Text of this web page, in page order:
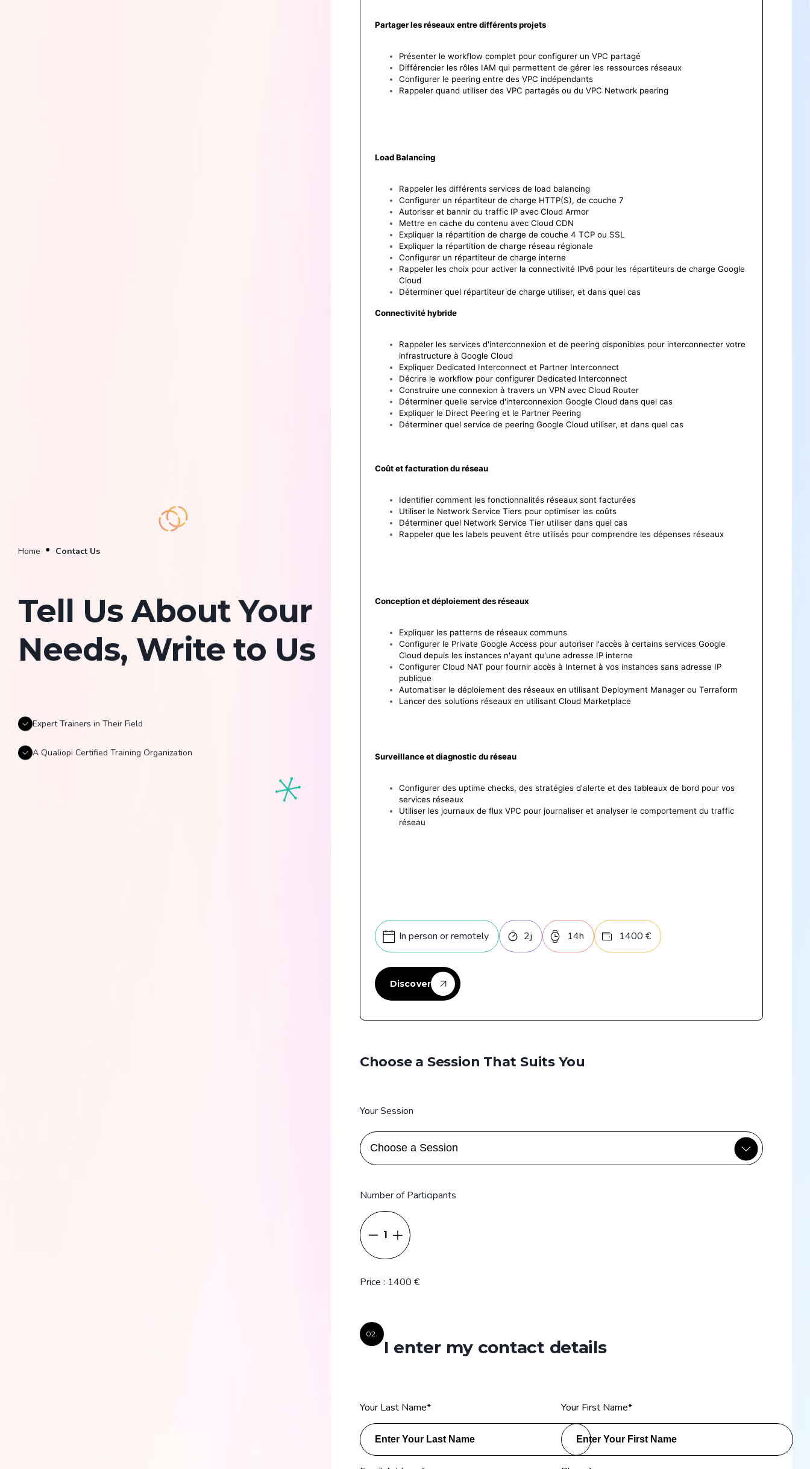
Home Contact Us
Tell Us About Your
Needs, Write to Us
Expert Trainers in Their Field
A Qualiopi Certified Training Organization
Partager les réseaux entre différents projets
Présenter le workflow complet pour configurer un VPC partagé
Différencier les rôles IAM qui permettent de gérer les ressources réseaux
Configurer le peering entre des VPC indépendants
Rappeler quand utiliser des VPC partagés ou du VPC Network peering
Load Balancing
Rappeler les différents services de load balancing
Configurer un répartiteur de charge HTTP(S), de couche 7
Autoriser et bannir du traffic IP avec Cloud Armor
Mettre en cache du contenu avec Cloud CDN
Expliquer la répartition de charge de couche 4 TCP ou SSL
Expliquer la répartition de charge réseau régionale
Configurer un répartiteur de charge interne
Rappeler les choix pour activer la connectivité IPv6 pour les répartiteurs de charge Google
Cloud
Déterminer quel répartiteur de charge utiliser, et dans quel cas
Connectivité hybride
Rappeler les services d'interconnexion et de peering disponibles pour interconnecter votre
infrastructure à Google Cloud
Expliquer Dedicated Interconnect et Partner Interconnect
Décrire le workflow pour configurer Dedicated Interconnect
Construire une connexion à travers un VPN avec Cloud Router
Déterminer quelle service d'interconnexion Google Cloud dans quel cas
Expliquer le Direct Peering et le Partner Peering
Déterminer quel service de peering Google Cloud utiliser, et dans quel cas
Coût et facturation du réseau
Identifier comment les fonctionnalités réseaux sont facturées
Utiliser le Network Service Tiers pour optimiser les coûts
Déterminer quel Network Service Tier utiliser dans quel cas
Rappeler que les labels peuvent être utilisés pour comprendre les dépenses réseaux
Conception et déploiement des réseaux
Expliquer les patterns de réseaux communs
Configurer le Private Google Access pour autoriser l'accès à certains services Google
Cloud depuis les instances n'ayant qu'une adresse IP interne
Configurer Cloud NAT pour fournir accès à Internet à vos instances sans adresse IP
publique
Automatiser le déploiement des réseaux en utilisant Deployment Manager ou Terraform
Lancer des solutions réseaux en utilisant Cloud Marketplace
Surveillance et diagnostic du réseau
Configurer des uptime checks, des stratégies d'alerte et des tableaux de bord pour vos
services réseaux
Utiliser les journaux de flux VPC pour journaliser et analyser le comportement du traffic
réseau
In person or remotely 2j 14h 1400 €
Discover
Choose a Session That Suits You
Your Session
Number of Participants
1
Price : 1400 €
02.
I enter my contact details
Your Last Name* Your First Name*